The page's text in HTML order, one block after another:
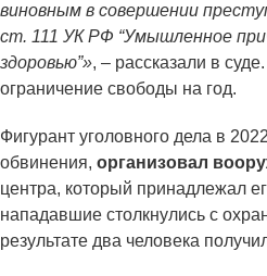
виновным в совершении
ст. 111 УК РФ “Умышленное
здоровью”», – рассказали в
ограничение свободы на год.
Фигурант уголовного дела в
обвинения, организовал
центра, который принадлежал
нападавшие столкнулись с
результате два человека